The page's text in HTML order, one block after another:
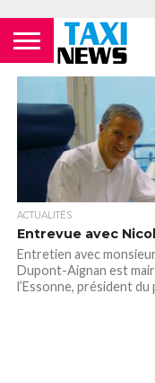
ACTUALITÉS
ECOLES DE
TAXIS
PARISIENS
LES
AÉRIENNES /
AÉROPORTS
ROISSY –
CDG
LES
LES
24H/24 OU
TARDIVES
LES
DE TAXIS
LES
PUBLIQUES
MENTIONS
NEWSLETTER
NOUS
POLITIQUE DE
VIDÉOS
ACTUALITÉS
Entrevue avec
Entretien avec
Dupont-Aignan est
l’Essonne, président